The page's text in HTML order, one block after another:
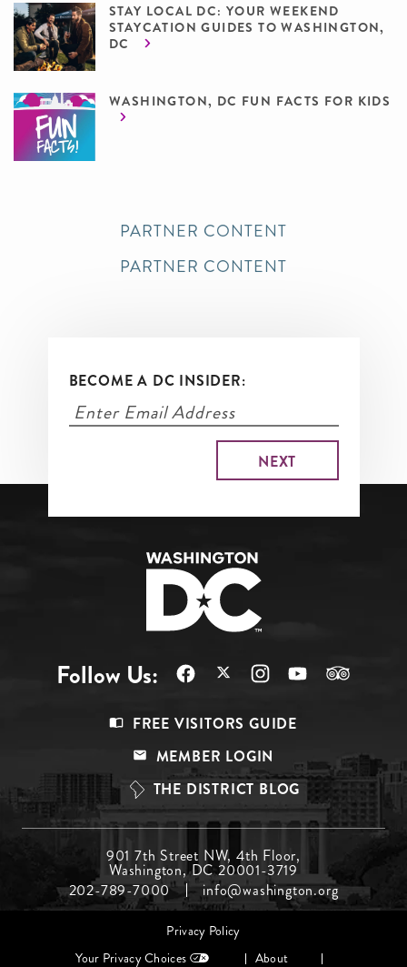
STAY LOCAL DC: YOUR WEEKEND
STAYCATION GUIDES TO WASHINGTON,
DC
WASHINGTON, DC FUN FACTS FOR KIDS
PARTNER CONTENT
PARTNER CONTENT
BECOME A DC INSIDER:
Follow Us:
Top
FREE VISITORS GUIDE
MEMBER LOGIN
THE DISTRICT BLOG
Menu
Middle
901 7th Street NW, 4th Floor,
Washington, DC 20001-3719
202-789-7000
info@washington.org
Footer
Privacy Policy
Your Privacy Choices
About